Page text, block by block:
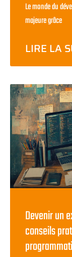
Le monde du
majeure grâce
LIRE LA
Devenir un
conseils